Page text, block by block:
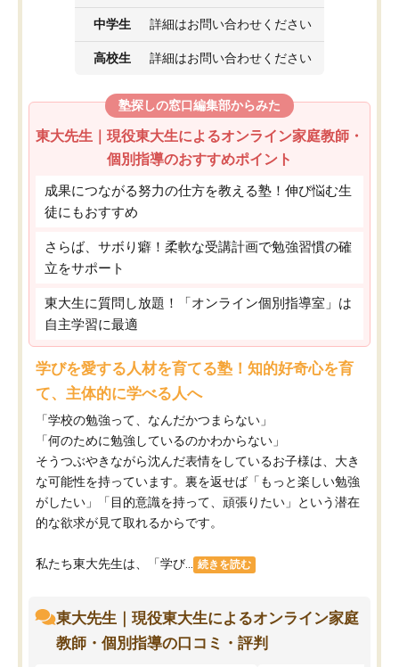
中学生 詳細はお問い合わせください
高校生 詳細はお問い合わせください
塾探しの窓口編集部からみた
東大先生｜現役東大生によるオンライン家庭教師・
個別指導のおすすめポイント
成果につながる努力の仕方を教える塾！伸び悩む生
徒にもおすすめ
さらば、サボり癖！柔軟な受講計画で勉強習慣の確
立をサポート
東大生に質問し放題！「オンライン個別指導室」は
自主学習に最適
学びを愛する人材を育てる塾！知的好奇心を育
て、主体的に学べる人へ
「学校の勉強って、なんだかつまらない」
「何のために勉強しているのかわからない」
そうつぶやきながら沈んだ表情をしているお子様は、大き
な可能性を持っています。裏を返せば「もっと楽しい勉強
がしたい」「目的意識を持って、頑張りたい」という潜在
的な欲求が見て取れるからです。
私たち東大先生は、「学び... 続きを読む
東大先生｜現役東大生によるオンライン家庭
教師・個別指導の口コミ・評判